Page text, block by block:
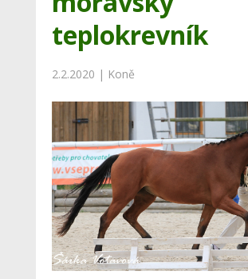
teplokrevník
2.2.2020 | Koně